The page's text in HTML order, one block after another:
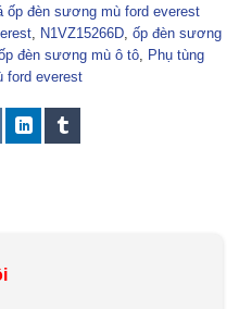
ốp đèn sương mù ford everest
N1VZ15266D ốp đèn sương
đèn sương mù ô tô
Phụ tùng
ford everest